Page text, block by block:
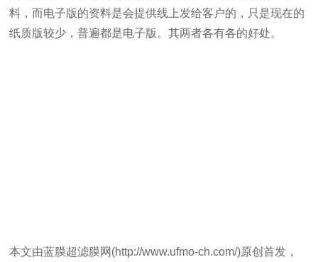
料，而电子版的资料是会提供线上发给客户的，只是现在的
纸质版较少，普遍都是电子版。其两者各有各的好处。
本文由蓝膜超滤膜网(http://www.ufmo-ch.com/)原创首发，